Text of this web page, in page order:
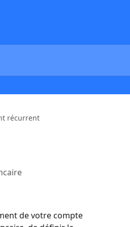
récurrent
de votre compte